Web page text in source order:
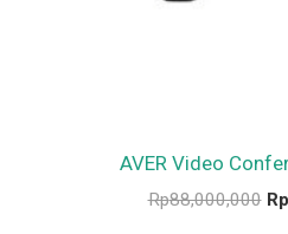
AVER Video
Rp88,000,000 Rp